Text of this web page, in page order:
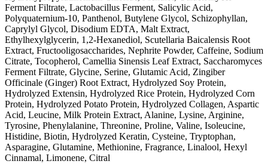
Ferment Filtrate, Lactobacillus Ferment, Salicylic Acid,
Polyquaternium-10, Panthenol, Butylene Glycol, Schizophyllan,
Caprylyl Glycol, Disodium EDTA, Malt Extract,
Ethylhexylglycerin, 1,2-Hexanediol, Scutellaria Baicalensis Root
Extract, Fructooligosaccharides, Nephrite Powder, Caffeine, Sodium
Citrate, Tocopherol, Camellia Sinensis Leaf Extract, Saccharomyces
Ferment Filtrate, Glycine, Serine, Glutamic Acid, Zingiber
Officinale (Ginger) Root Extract, Hydrolyzed Soy Protein,
Hydrolyzed Extensin, Hydrolyzed Rice Protein, Hydrolyzed Corn
Protein, Hydrolyzed Potato Protein, Hydrolyzed Collagen, Aspartic
Acid, Leucine, Milk Protein Extract, Alanine, Lysine, Arginine,
Tyrosine, Phenylalanine, Threonine, Proline, Valine, Isoleucine,
Histidine, Biotin, Hydrolyzed Keratin, Cysteine, Tryptophan,
Asparagine, Glutamine, Methionine, Fragrance, Linalool, Hexyl
Cinnamal, Limonene, Citral